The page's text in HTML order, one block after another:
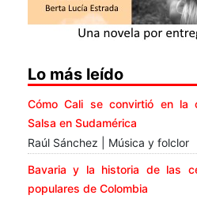
Lo más leído
Cómo Cali se convirtió en la
Salsa en Sudamérica
Raúl Sánchez | Música y folclor
Bavaria y la historia de las
populares de Colombia